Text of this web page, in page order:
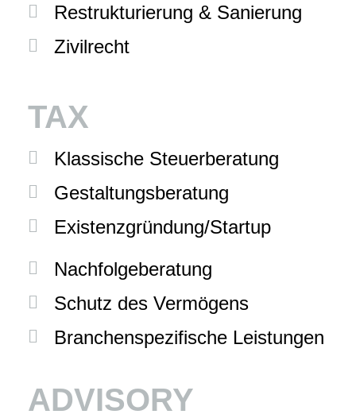
Restrukturierung & Sanierung
Zivilrecht
TAX
Klassische Steuerberatung
Gestaltungsberatung
Existenzgründung/Startup
Nachfolgeberatung
Schutz des Vermögens
Branchenspezifische Leistungen
ADVISORY